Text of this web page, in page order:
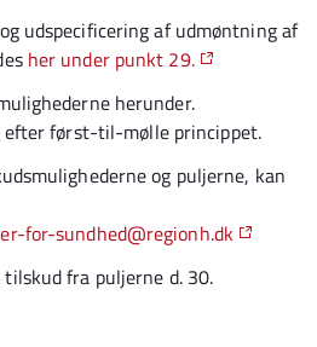
udspecificering af udmøntning af
her under punkt 29.
herunder.
efter først-til-mølle princippet.
og puljerne, kan
for-sundhed@regionh.dk
tilskud fra puljerne d. 30.